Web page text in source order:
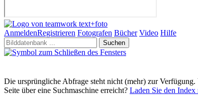
AnmeldenRegistrieren Fotografen Bücher Video Hilfe
Suchen
Die ursprüngliche Abfrage steht nicht (mehr) zur
Seite über eine Suchmaschine erreicht? Laden Sie den